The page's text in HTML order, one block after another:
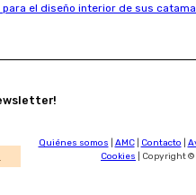
para el diseño interior de sus
Quiénes somos AMC| Contacto
Cookies | Copyright